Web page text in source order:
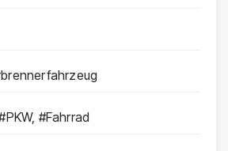
#Fahrrad